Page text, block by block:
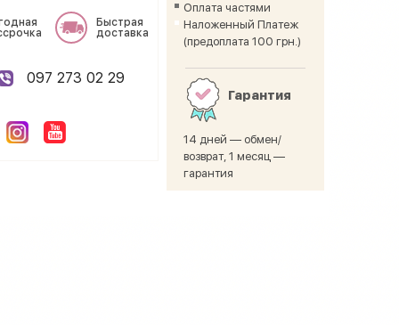
Быстрая
доставка
097 273 02 29
Оплата частями
Наложенный Платеж
(предоплата 100 грн.)
Гарантия
14 дней — обмен/
возврат, 1 месяц —
гарантия